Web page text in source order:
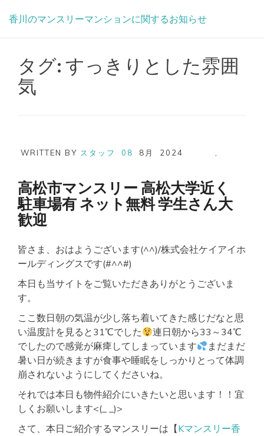
香川のマンスリーマンションに関するお知らせ
タグ: すっきりとした雰囲
気
WRITTEN BY スタッフ 08 8月 ,
2024
高松市マンスリー 高松大学近く
駐車場有 ネット無料 学生さん大
歓迎
皆さま、おはようございます(^^)/株式会社ケイアイホ
ールディングスです(#^^#)
本日も当サイトをご覧いただきありがとうございま
す。
ここ数日朝の気温が少し落ち着いてきた感じだなと思
い温度計を見ると31℃でした
連日朝から33～34℃
でしたので感覚が麻痺してしまっています
まだまだ
暑い日が続きますが食事や睡眠をしっかりとって体調
崩されないようにしてくださいね。
それでは本日も物件紹介にいきたいと思います！！宜
しくお願いします<(_ _)>
さて、本日ご紹介するマンスリーは【Kマンスリー香